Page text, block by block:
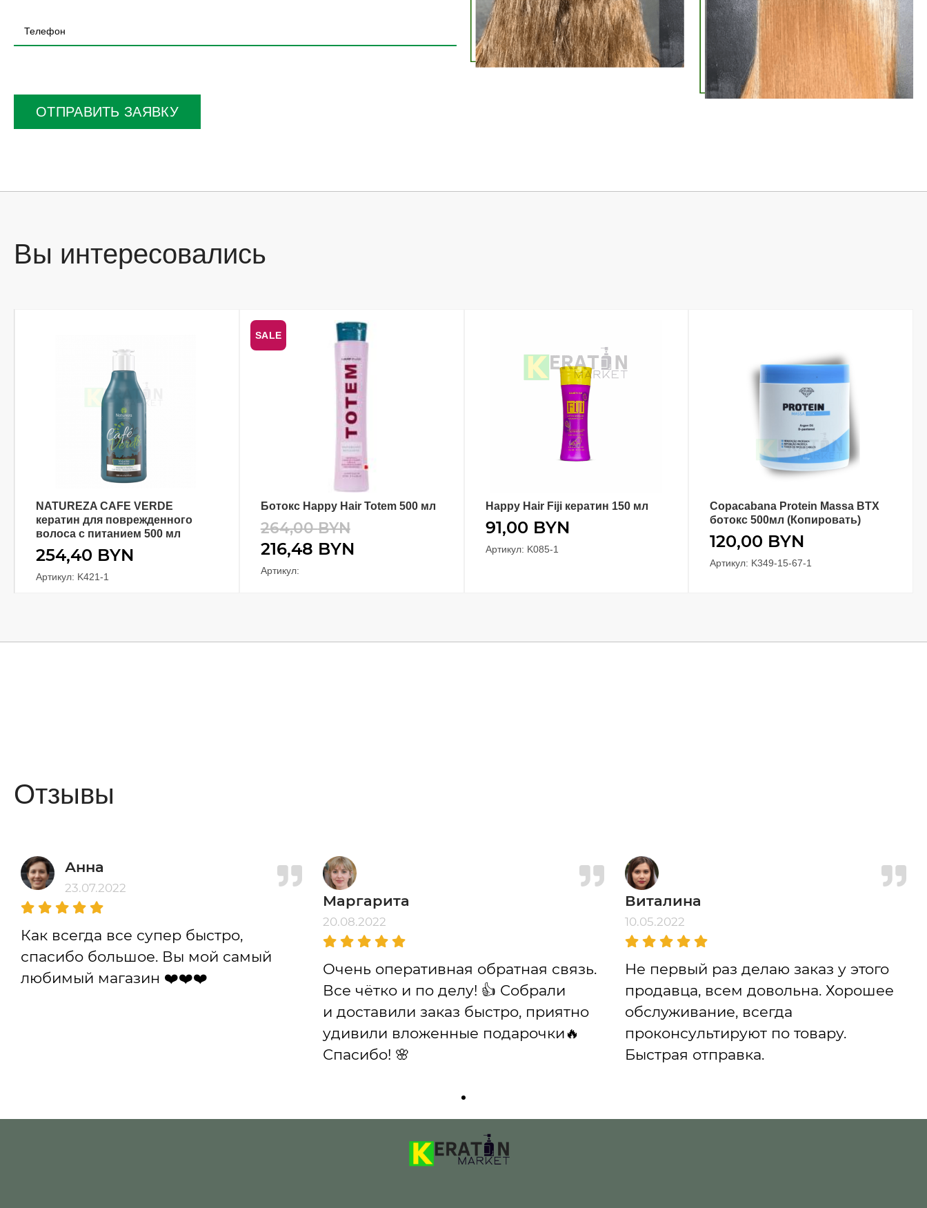
поле
пустым.
ОТПРАВИТЬ ЗАЯВКУ
Вы интересовались
В КОРЗИНУ
NATUREZA CAFE VERDE
кератин для поврежденного
волоса с питанием 500 мл
254,40 BYN
Артикул: K421-1
SALE
В КОРЗИНУ
Ботокс Happy Hair Totem 500 мл
264,00BYN
216,48 BYN
Артикул:
В КОРЗИНУ
Happy Hair Fiji кератин 150 мл
91,00 BYN
Артикул: K085-1
В КОРЗИНУ
Copacabana Protein Massa BTX
ботокс 500мл (Копировать)
120,00 BYN
Артикул: K349-15-67-1
Отзывы
Анна
23.07.2022
Как всегда все супер быстро,
спасибо большое. Вы мой самый
любимый магазин ❤️❤️❤️
Маргарита
20.08.2022
Очень оперативная обратная связь.
Все чётко и по делу! 👍 Собрали
и доставили заказ быстро, приятно
удивили вложенные подарочки🔥
Спасибо! 🌸
Виталина
10.05.2022
Не первый раз делаю заказ у этого
продавца, всем довольна. Хорошее
обслуживание, всегда
проконсультируют по товару.
Быстрая отправка.